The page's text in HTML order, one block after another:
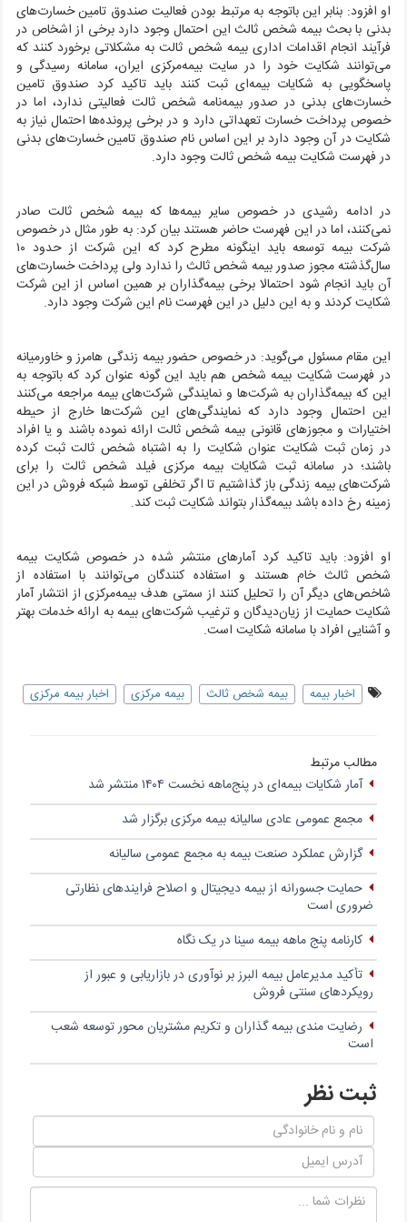
او افزود: بنابر این باتوجه به مرتبط بودن فعالیت صندوق تامین خسارت‌های
بدنی با بحث بیمه شخص ثالث این احتمال وجود دارد برخی از اشخاص در
فرآیند انجام اقدامات اداری بیمه شخص ثالت به مشکلاتی برخورد کنند که
می‌توانند شکایت خود را در سایت بیمه‌مرکزی ایران، سامانه رسیدگی و
پاسخگویی به شکایات بیمه‌ای ثبت کنند باید تاکید کرد صندوق تامین
خسارت‌های بدنی در صدور بیمه‌نامه شخص ثالت فعالیتی ندارد، اما در
خصوص پرداخت خسارت تعهداتی دارد و در برخی پرونده‌ها احتمال نیاز به
شکایت در آن وجود دارد بر این اساس نام صندوق تامین خسارت‌های بدنی
در فهرست شکایت بیمه شخص ثالت وجود دارد.
در ادامه رشیدی در خصوص سایر بیمه‌ها که بیمه شخص ثالت صادر
نمی‌کنند، اما در این فهرست حاضر هستند بیان کرد: به طور مثال در خصوص
شرکت بیمه توسعه باید اینگونه مطرح کرد که این شرکت از حدود ۱۰
سال‌گذشته مجوز صدور بیمه شخص ثالث را ندارد ولی پرداخت خسارت‌های
آن باید انجام شود احتمالا برخی بیمه‌گذاران بر همین اساس از این شرکت
شکایت کردند و به این دلیل در این فهرست نام این شرکت وجود دارد.
این مقام مسئول می‌گوید: در خصوص حضور بیمه زندگی هامرز و خاورمیانه
در فهرست شکایت بیمه شخص هم باید این گونه عنوان کرد که باتوجه به
این که بیمه‌گذاران به شرکت‌ها و نمایندگی شرکت‌های بیمه مراجعه می‌کنند
این احتمال وجود دارد که نمایندگی‌های این شرکت‌ها خارج از حیطه
اختیارات و مجوز‌های قانونی بیمه شخص ثالت ارائه نموده باشند و یا افراد
در زمان ثبت شکایت عنوان شکایت را به اشتباه شخص ثالت ثبت کرده
باشند؛ در سامانه ثبت شکایات بیمه مرکزی فیلد شخص ثالت را برای
شرکت‌های بیمه زندگی باز گذاشتیم تا اگر تخلفی توسط شبکه فروش در این
زمینه رخ داده باشد بیمه‌گذار بتواند شکایت ثبت کند.
او افزود: باید تاکید کرد آمار‌های منتشر شده در خصوص شکایت بیمه
شخص ثالث خام هستند و استفاده کنندگان می‌توانند با استفاده از
شاخص‌های دیگر آن را تحلیل کنند از سمتی هدف بیمه‌مرکزی از انتشار آمار
شکایت حمایت از زیان‌دیدگان و ترغیب شرکت‌های بیمه به ارائه خدمات بهتر
و آشنایی افراد با سامانه شکایت است.
اخبار بیمه بیمه شخص ثالث بیمه مرکزی اخبار بیمه مرکزی
مطالب مرتبط
آمار شکایات بیمه‌ای در پنج‌‌ماهه نخست ۱۴۰۴ منتشر شد
مجمع عمومی عادی سالیانه بیمه مرکزی برگزار شد
گزارش عملکرد صنعت بیمه به مجمع عمومی سالیانه
حمایت جسورانه از بیمه دیجیتال و اصلاح فرایندهای نظارتی
ضروری است
کارنامه پنج ماهه بیمه سینا در یک نگاه
تأکید مدیرعامل بیمه البرز بر نوآوری در بازاریابی و عبور از
رویکردهای سنتی فروش
رضایت مندی بیمه گذاران و تکریم مشتریان محور توسعه شعب
است
ثبت نظر